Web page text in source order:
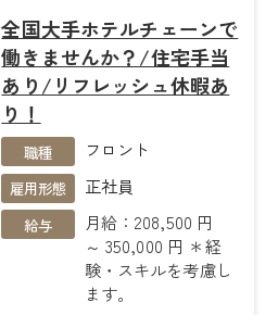
全国大手ホテルチェーンで
働きませんか？/住宅手当
あり/リフレッシュ休暇あ
り！
職種 フロント
雇用形態 正社員
給与
月給：208,500 円
～ 350,000 円 ＊経
験・スキルを考慮し
ます。